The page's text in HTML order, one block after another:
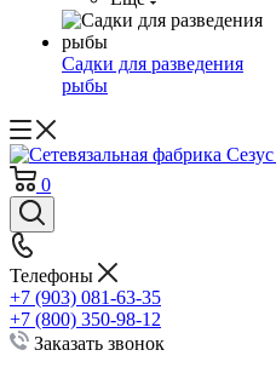
Садки для разведения
рыбы
0
Телефоны
+7 (903) 081-63-35
+7 (800) 350-98-12
Заказать звонок